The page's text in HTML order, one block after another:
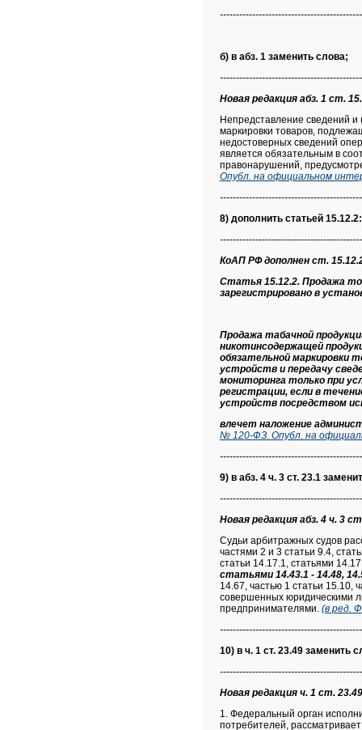
б) в абз. 1 заменить слова;
Новая редакция абз. 1 ст.
Непредставление сведений
маркировки товаров,
недостоверных сведений
является обязательным в
правонарушений,
Опубл. на официальном
8) дополнить статьей 15.12.2:
КоАП РФ дополнен ст.
Статья 15.12.2. Продажа
зарегистрировано в
Продажа табачной
никотинсодержащей
обязательной маркировки
устройств и передачу
мониторинга только при
регистрации, если в
устройств посредством
влечет наложение
№ 120-ФЗ. Опубл. на
9) в абз. 4 ч. 3 ст. 23.1
Новая редакция абз. 4 ч. 3
Судьи арбитражных судов
частями 2 и 3 статьи 9.4,
статьи 14.17.1, статьями
статьями 14.43.1 - 14.48,
14.67, частью 1 статьи 15.10,
совершенных юридическими
предпринимателями. (в ред.
10) в ч. 1 ст. 23.49 заменить
Новая редакция ч. 1 ст.
1. Федеральный орган
потребителей,